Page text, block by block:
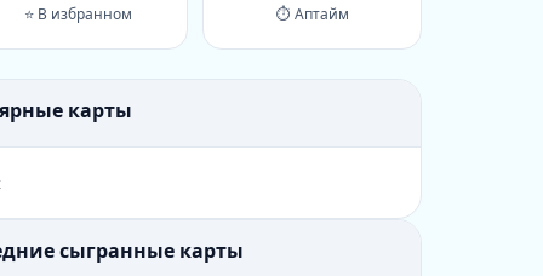
⭐ В избранном ⏱ Аптайм
карты
сыгранные карты